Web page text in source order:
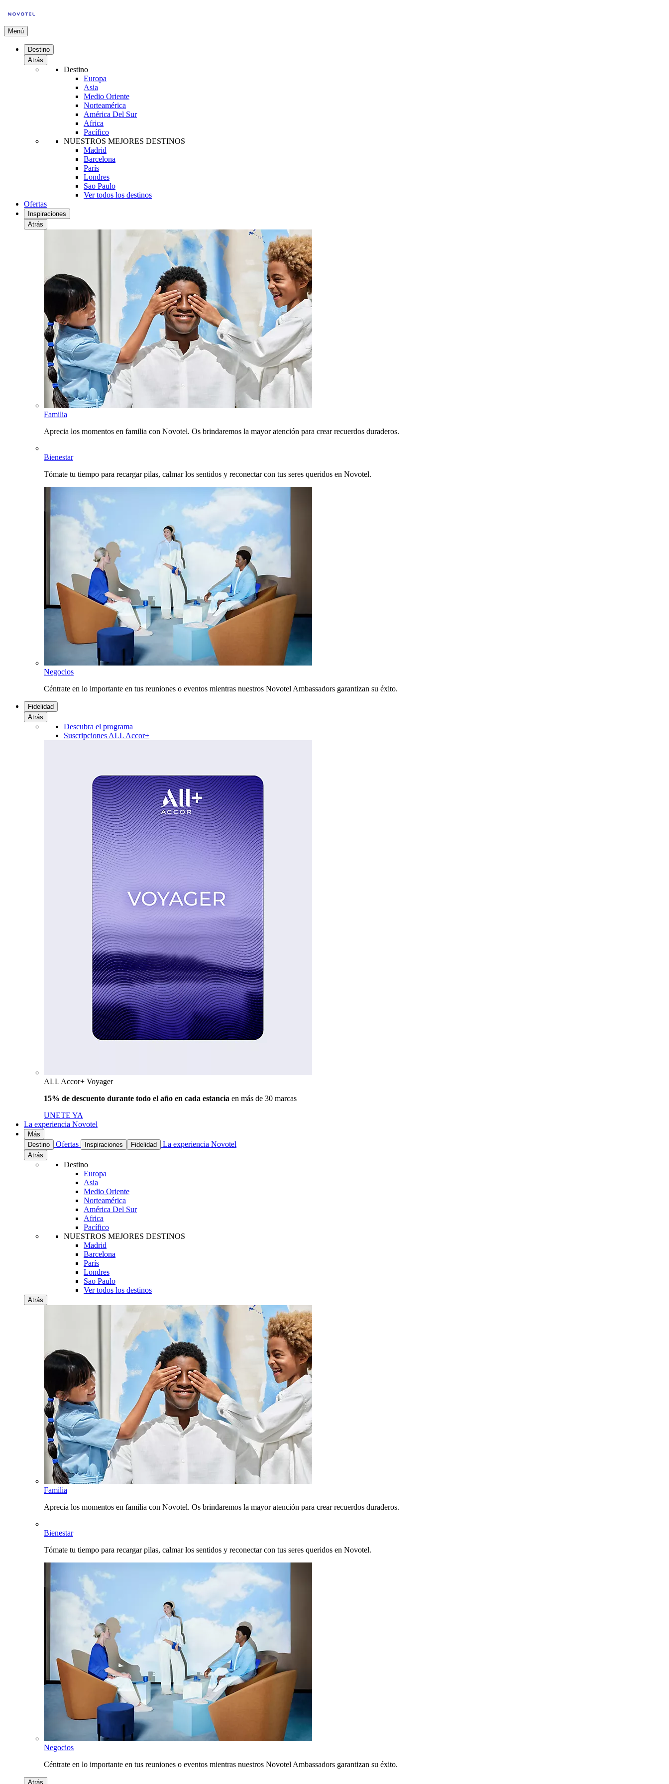
Menú
Destino
Atrás
Destino
Europa
Asia
Medio Oriente
Norteamérica
América Del Sur
Africa
Pacífico
NUESTROS MEJORES DESTINOS
Madrid
Barcelona
París
Londres
Sao Paulo
Ver todos los destinos
Ofertas
Inspiraciones
Atrás
Familia
Aprecia los momentos en familia con Novotel. Os brindaremos la mayor atención para crear recuerdos duraderos.
Bienestar
Tómate tu tiempo para recargar pilas, calmar los sentidos y reconectar con tus seres queridos en Novotel.
Negocios
Céntrate en lo importante en tus reuniones o eventos mientras nuestros Novotel Ambassadors garantizan su éxito.
Fidelidad
Atrás
Descubra el programa
Suscripciones ALL Accor+
ALL Accor+ Voyager
15% de descuento durante todo el año en cada estancia en más de 30 marcas
UNETE YA
La experiencia Novotel
Más
Destino
Ofertas Inspiraciones Fidelidad La experiencia Novotel
Atrás
Destino
Europa
Asia
Medio Oriente
Norteamérica
América Del Sur
Africa
Pacífico
NUESTROS MEJORES DESTINOS
Madrid
Barcelona
París
Londres
Sao Paulo
Ver todos los destinos
Atrás
Familia
Aprecia los momentos en familia con Novotel. Os brindaremos la mayor atención para crear recuerdos duraderos.
Bienestar
Tómate tu tiempo para recargar pilas, calmar los sentidos y reconectar con tus seres queridos en Novotel.
Negocios
Céntrate en lo importante en tus reuniones o eventos mientras nuestros Novotel Ambassadors garantizan su éxito.
Atrás